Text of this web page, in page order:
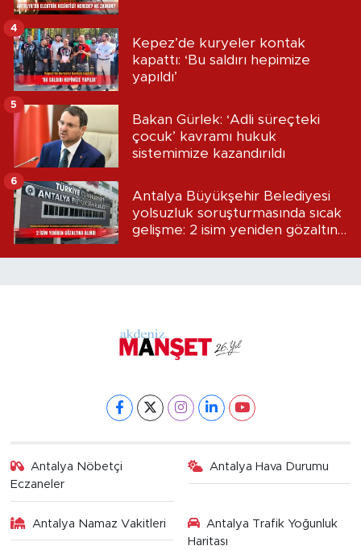
Kepez’de kuryeler kontak
kapattı: ‘Bu saldırı hepimize
yapıldı’
4
Bakan Gürlek: ‘Adli süreçteki
çocuk’ kavramı hukuk
sistemimize kazandırıldı
5
Antalya Büyükşehir Belediyesi
yolsuzluk soruşturmasında sıcak
gelişme: 2 isim yeniden gözaltına
6
Antalya Nöbetçi
Eczaneler
Antalya Hava Durumu
Antalya Namaz Vakitleri
Antalya Trafik Yoğunluk
Haritası